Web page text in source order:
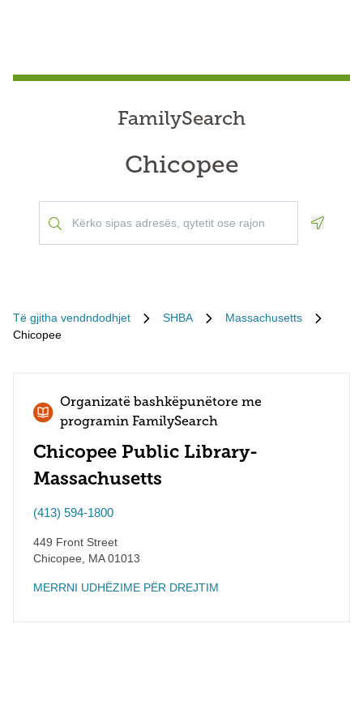
FamilySearch
Chicopee
Të gjitha vendndodhjet SHBA
Massachusetts
Chicopee
Organizatë bashkëpunëtore me
programin FamilySearch
Chicopee Public Library-
Massachusetts
(413) 594-1800
449 Front Street
Chicopee
MA01013
MERRNI UDHËZIME PËR DREJTIM